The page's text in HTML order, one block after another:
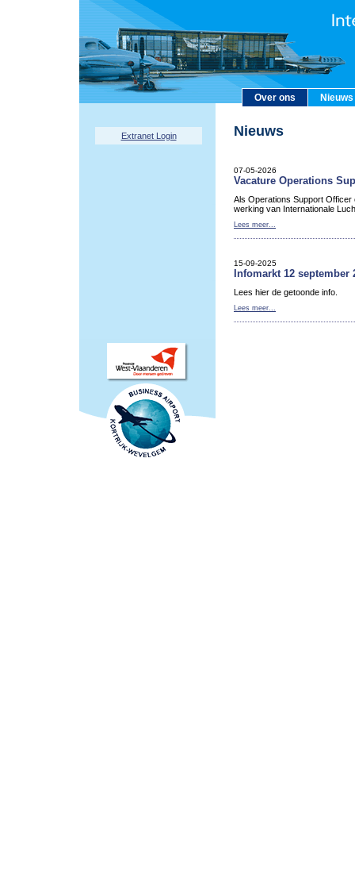
Over ons Nieuws
Extranet Login Nieuws
07-05-2026
Vacature Operations
Als Operations Support Officer
werking van Internationale
Lees meer...
15-09-2025
Infomarkt 12 september
Lees hier de getoonde info.
Lees meer...